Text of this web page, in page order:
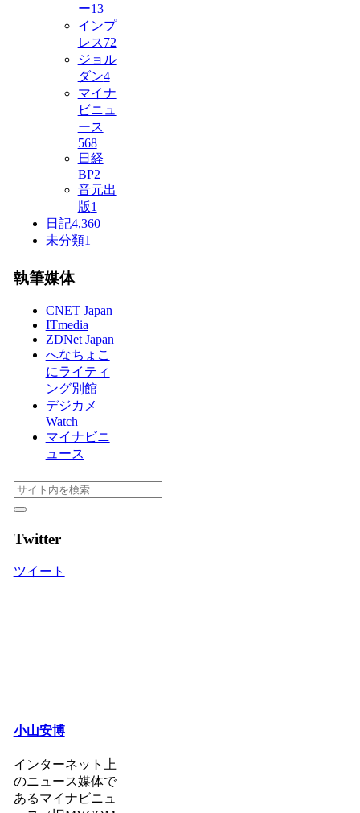
ー13
インプ
レス72
ジョル
ダン4
マイナ
ビニュ
ース
568
日経
BP2
音元出
版1
日記4,360
未分類1
執筆媒体
CNET Japan
ITmedia
ZDNet Japan
へなちょこ
にライティ
ング別館
デジカメ
Watch
マイナビニ
ュース
Twitter
ツイート
小山安博
インターネット上
のニュース媒体で
あるマイナビニュ